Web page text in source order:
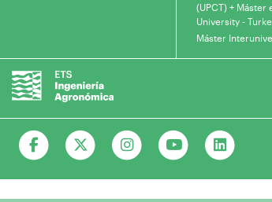
(UPCT) +
University -
Máster